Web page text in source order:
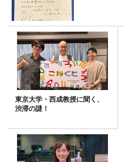
東京大学・西成教授に聞く、
渋滞の謎！